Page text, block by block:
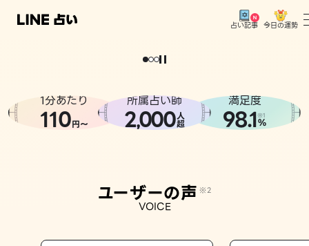
占い記事 今日の運勢
相談事例
どうせなら
。
1分あたり
110円〜
所属占い師
2,000人
超
満足度
98.1※1
%
ユーザーの声 ※2
VOICE